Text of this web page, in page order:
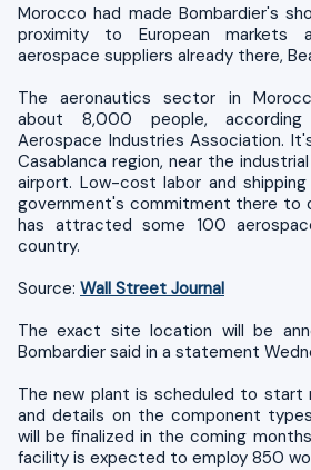
Morocco had made Bombardier's
proximity to European markets
aerospace suppliers already there,
The aeronautics sector in
about 8,000 people,
Aerospace Industries Association.
Casablanca region, near the
airport. Low-cost labor and
government's commitment there to
has attracted some 100
country.
Source: Wall Street Journal
The exact site location will be
Bombardier said in a statement
The new plant is scheduled to start
and details on the component
will be finalized in the coming
facility is expected to employ 850